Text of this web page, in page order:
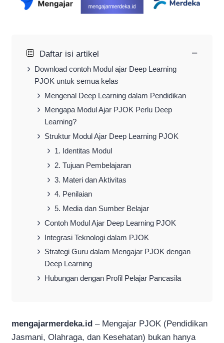
Daftar isi artikel −
Download contoh Modul ajar Deep Learning
PJOK untuk semua kelas
Mengenal Deep Learning dalam Pendidikan
Mengapa Modul Ajar PJOK Perlu Deep
Learning?
Struktur Modul Ajar Deep Learning PJOK
1. Identitas Modul
2. Tujuan Pembelajaran
3. Materi dan Aktivitas
4. Penilaian
5. Media dan Sumber Belajar
Contoh Modul Ajar Deep Learning PJOK
Integrasi Teknologi dalam PJOK
Strategi Guru dalam Mengajar PJOK dengan
Deep Learning
Hubungan dengan Profil Pelajar Pancasila
mengajarmerdeka.id – Mengajar PJOK (Pendidikan
Jasmani, Olahraga, dan Kesehatan) bukan hanya